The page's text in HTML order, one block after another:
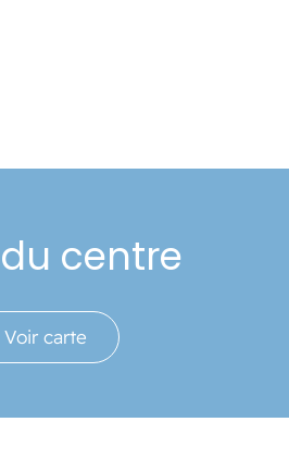
centre
Voir carte